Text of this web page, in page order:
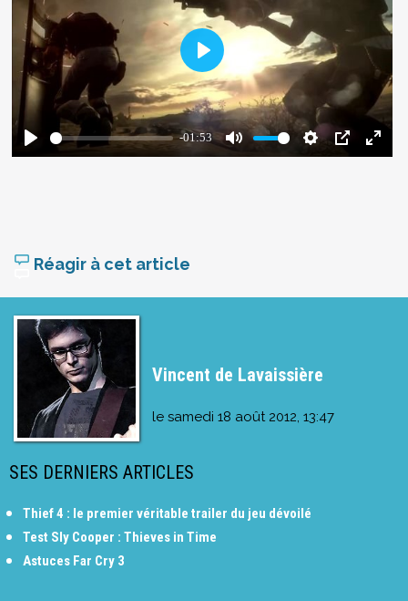
Réagir à cet article
Vincent de Lavaissière
le samedi 18 août 2012, 13:47
SES DERNIERS ARTICLES
Thief 4 : le premier véritable trailer du jeu dévoilé
Test Sly Cooper : Thieves in Time
Astuces Far Cry 3